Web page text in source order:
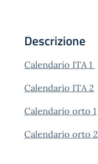
Descrizione
Calendario ITA 1
Calendario ITA 2
Calendario orto 1
Calendario orto 2